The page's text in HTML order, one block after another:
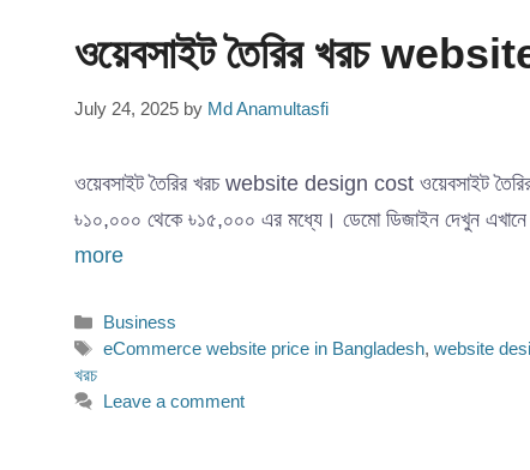
ওয়েবসাইট তৈরির খরচ
July 24, 2025 by Md Anamultasfi
ওয়েবসাইট তৈরির খরচ website design cost ওয়েবসাইট তৈরির
৳১০,০০০ থেকে ৳১৫,০০০ এর মধ্যে। ডেমো ডিজাইন দেখুন এখানে
more
Categories
Business
Tags
eCommerce website price in Bangladesh,website
খরচ
Leave a comment